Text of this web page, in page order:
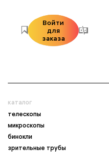
Войти
для
заказа
каталог
телескопы
микроскопы
бинокли
зрительные трубы